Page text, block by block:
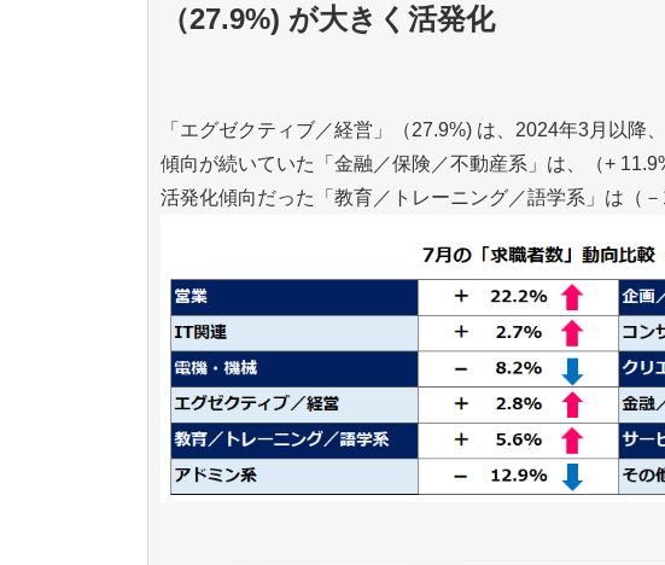
（27.9%) が大きく活発化
「エグゼクティブ／経営」（27.9%) は、2024年3月以
傾向が続いていた「金融／保険／不動産系」は、（+
活発化傾向だった「教育／トレーニング／語学系」は（